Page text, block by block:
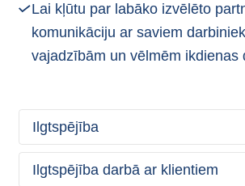
Lai kļūtu par labāko izvēlēto
komunikāciju ar saviem
vajadzībām un vēlmēm ikdienas
Ilgtspējība
Ilgtspējība darbā ar klientiem